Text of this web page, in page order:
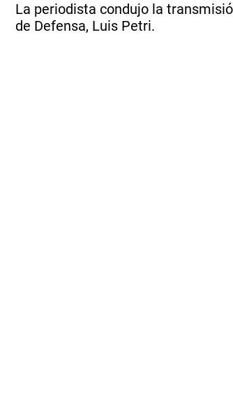
La periodista condujo la
de Defensa, Luis Petri.